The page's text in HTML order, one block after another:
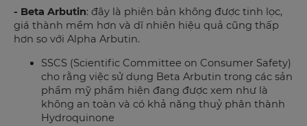
- Beta Arbutin: đây là phiên bản không được tinh lọc,
giá thành mềm hơn và dĩ nhiên hiệu quả cũng thấp
hơn so với Alpha Arbutin.
SSCS (Scientific Committee on Consumer Safety)
cho rằng việc sử dụng Beta Arbutin trong các sản
phẩm mỹ phẩm hiện đang được xem như là
không an toàn và có khả năng thuỷ phân thành
Hydroquinone